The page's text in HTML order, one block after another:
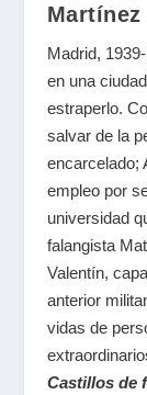
Martínez
Madrid,
en una
estraperlo.
salvar de la
encarcelado;
empleo por
universidad
falangista
Valentín,
anterior
vidas de
Castillos de